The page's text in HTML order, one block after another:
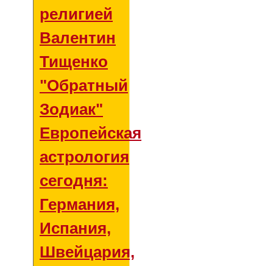
религией
Валентин
Тищенко
"Обратный
Зодиак"
Европейская
астрология
сегодня:
Германия,
Испания,
Швейцария,